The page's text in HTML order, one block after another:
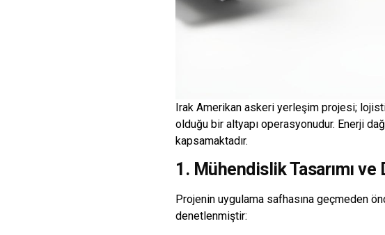
Irak Amerikan askeri yerleşim projesi;
olduğu bir altyapı operasyonudur. Enerji
kapsamaktadır.
1. Mühendislik Tasarımı
Projenin uygulama safhasına geçmeden
denetlenmiştir: